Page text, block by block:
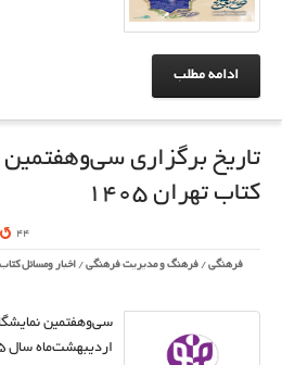
ادامه مطلب
تاریخ برگزاری سی‌وهفتمین
کتاب تهران 1405
44
فرهنگی / فرهنگ و مدیریت فرهنگی / اخبار ومسائل کتاب